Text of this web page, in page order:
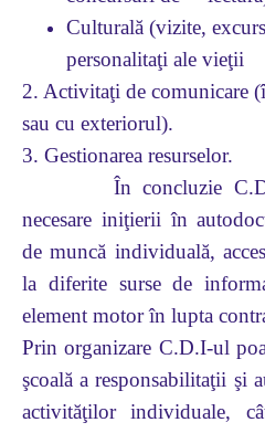
Culturală (vizite,
personalitaţi ale vieţii
2. Activitaţi de comunicare
sau cu exteriorul).
3. Gestionarea resurselor.
În concluzie C.D.I.-
necesare iniţierii în
de muncă individuală,
la diferite surse de
element motor în lupta
Prin organizare C.D.I-ul
şcoală a responsabilitaţii şi
activităţilor individuale,